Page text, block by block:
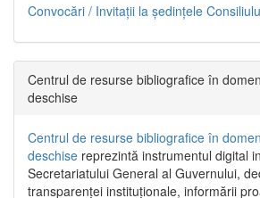
Convocări / Invitaţii la şedinţele
Centrul de resurse bibliografice în
deschise
Centrul de resurse bibliografice în
deschise reprezintă instrumentul digital
Secretariatului General al Guvernului,
transparenței instituționale, informării